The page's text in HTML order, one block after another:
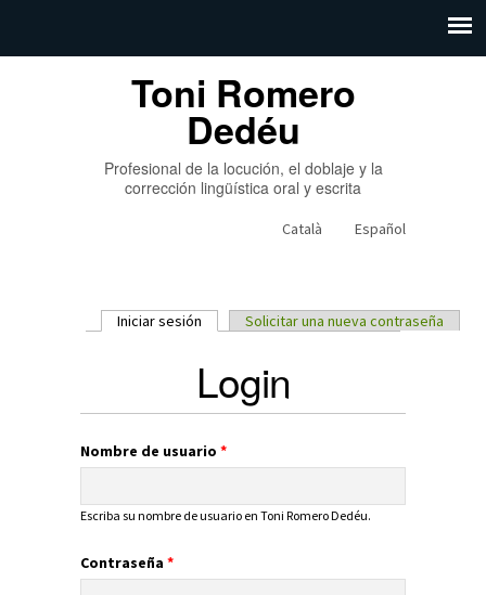
Toni Romero
Dedéu
Profesional de la locución, el doblaje y la
corrección lingüística oral y escrita
Español
Català
Iniciar sesión (solapa activa)
Solicitar una nueva contraseña
Login
Nombre de usuario *
Escriba su nombre de usuario en Toni Romero Dedéu.
Contraseña *